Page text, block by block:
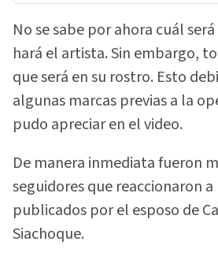
No se sabe por ahora cuál
hará el artista. Sin embargo,
que será en su rostro. Esto
algunas marcas previas a la
pudo apreciar en el video.
De manera inmediata fueron
seguidores que reaccionaron
publicados por el esposo de
Siachoque.